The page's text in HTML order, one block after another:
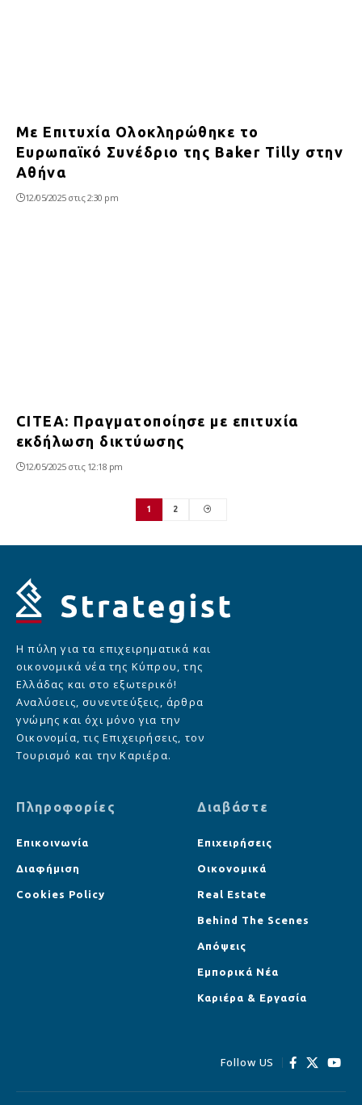
Με Επιτυχία Ολοκληρώθηκε το
Ευρωπαϊκό Συνέδριο της Baker Tilly στην
Αθήνα
12/05/2025 στις 2:30 pm
CITEA: Πραγματοποίησε με επιτυχία
εκδήλωση δικτύωσης
12/05/2025 στις 12:18 pm
1 2
Η πύλη για τα επιχειρηματικά και
οικονομικά νέα της Κύπρου, της
Ελλάδας και στο εξωτερικό!
Αναλύσεις, συνεντεύξεις, άρθρα
γνώμης και όχι μόνο για την
Οικονομία, τις Επιχειρήσεις, τον
Τουρισμό και την Καριέρα.
Πληροφορίες
Επικοινωνία
Διαφήμιση
Cookies Policy
Διαβάστε
Επιχειρήσεις
Οικονομικά
Real Estate
Behind The Scenes
Απόψεις
Εμπορικά Νέα
Καριέρα & Εργασία
Follow US